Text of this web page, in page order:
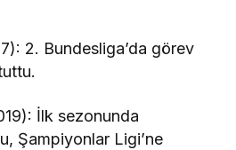
2. Bundesliga’da görev
İlk sezonunda
Şampiyonlar Ligi’ne